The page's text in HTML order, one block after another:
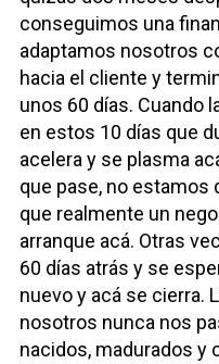
conseguimos una
adaptamos nosotros
hacia el cliente y
unos 60 días. Cuando
en estos 10 días que
acelera y se plasma
que pase, no estamos
que realmente un
arranque acá. Otras
60 días atrás y se
nuevo y acá se cierra.
nosotros nunca nos
nacidos, madurados y